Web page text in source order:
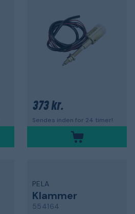
373 kr.
Sendes inden for 24 timer!
PELA
Klammer
554164